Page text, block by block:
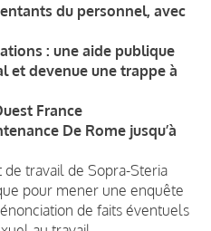
du personnel, avec
: une aide publique
et devenue une trappe à
France
De Rome jusqu’à
travail de Sopra-Steria
pour mener une enquête
de faits éventuels